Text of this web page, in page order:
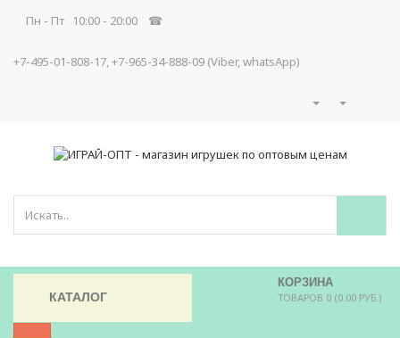
Пн - Пт 10:00 - 20:00 ☎
+7-495-01-808-17, +7-965-34-888-09 (Viber, whatsApp)
КОРЗИНА
ТОВАРОВ 0 (0.00 РУБ.)
КАТАЛОГ